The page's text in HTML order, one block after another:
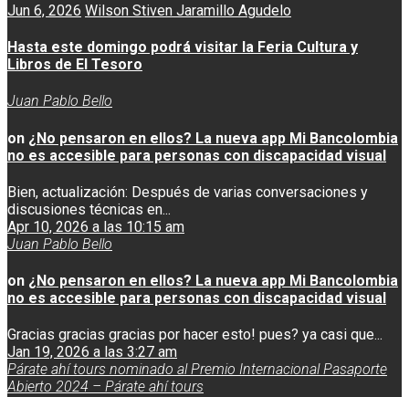
Jun 6, 2026 Wilson Stiven Jaramillo Agudelo
Hasta este domingo podrá visitar la Feria Cultura y
Libros de El Tesoro
Juan Pablo Bello
on ¿No pensaron en ellos? La nueva app Mi Bancolombia
no es accesible para personas con discapacidad visual
Bien, actualización: Después de varias conversaciones y
discusiones técnicas en...
Apr 10, 2026 a las 10:15 am
Juan Pablo Bello
on ¿No pensaron en ellos? La nueva app Mi Bancolombia
no es accesible para personas con discapacidad visual
Gracias gracias gracias por hacer esto! pues? ya casi que...
Jan 19, 2026 a las 3:27 am
Párate ahí tours nominado al Premio Internacional Pasaporte
Abierto 2024 – Párate ahí tours